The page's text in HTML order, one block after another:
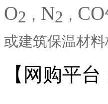
O2 ， N2 ， CO
或建筑保温材
【网购平台